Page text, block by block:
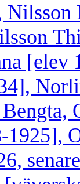
Nilsson
[elev